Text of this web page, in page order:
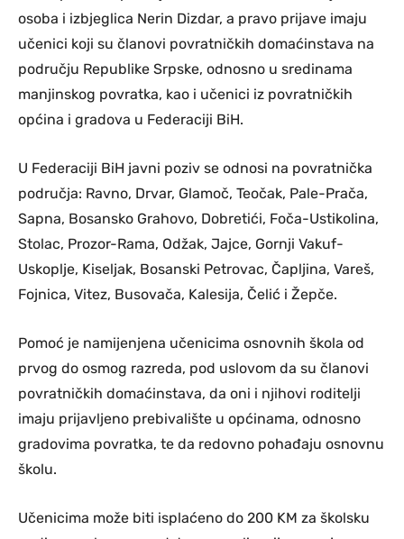
osoba i izbjeglica Nerin Dizdar, a pravo prijave imaju
učenici koji su članovi povratničkih domaćinstava na
području Republike Srpske, odnosno u sredinama
manjinskog povratka, kao i učenici iz povratničkih
općina i gradova u Federaciji BiH.
U Federaciji BiH javni poziv se odnosi na povratnička
područja: Ravno, Drvar, Glamoč, Teočak, Pale-Prača,
Sapna, Bosansko Grahovo, Dobretići, Foča-Ustikolina,
Stolac, Prozor-Rama, Odžak, Jajce, Gornji Vakuf-
Uskoplje, Kiseljak, Bosanski Petrovac, Čapljina, Vareš,
Fojnica, Vitez, Busovača, Kalesija, Čelić i Žepče.
Pomoć je namijenjena učenicima osnovnih škola od
prvog do osmog razreda, pod uslovom da su članovi
povratničkih domaćinstava, da oni i njihovi roditelji
imaju prijavljeno prebivalište u općinama, odnosno
gradovima povratka, te da redovno pohađaju osnovnu
školu.
Učenicima može biti isplaćeno do 200 KM za školsku